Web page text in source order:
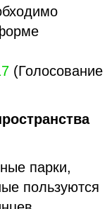
(Голосование
парки,
пользуются